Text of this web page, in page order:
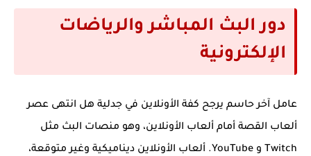
دور البث المباشر والرياضات
الإلكترونية
عامل آخر حاسم يرجح كفة الأونلاين في جدلية هل انتهى عصر
ألعاب القصة أمام ألعاب الأونلاين، وهو منصات البث مثل
Twitch و YouTube. ألعاب الأونلاين ديناميكية وغير متوقعة،